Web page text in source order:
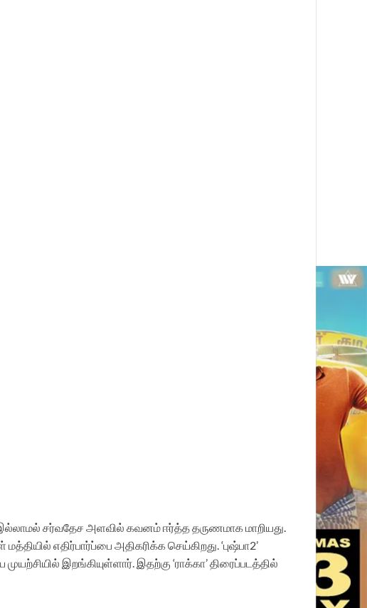
சர்வதேச அளவில் கவனம் ஈர்த்த தருணமாக மாறியது.
எதிர்பார்ப்பை அதிகரிக்க செய்கிறது. ‘புஷ்பா2’
இறங்கியுள்ளார். இதற்கு ‘ராக்கா’ திரைப்படத்தில்